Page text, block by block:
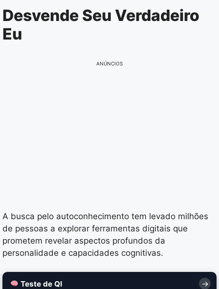
Pular
para
Desvende Seu Verdadeiro
Eu
ANÚNCIOS
A busca pelo autoconhecimento tem levado milhões
de pessoas a explorar ferramentas digitais que
prometem revelar aspectos profundos da
personalidade e capacidades cognitivas.
Teste de QI